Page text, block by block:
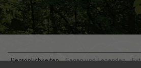
Persönlichkeiten Sagen und Legenden